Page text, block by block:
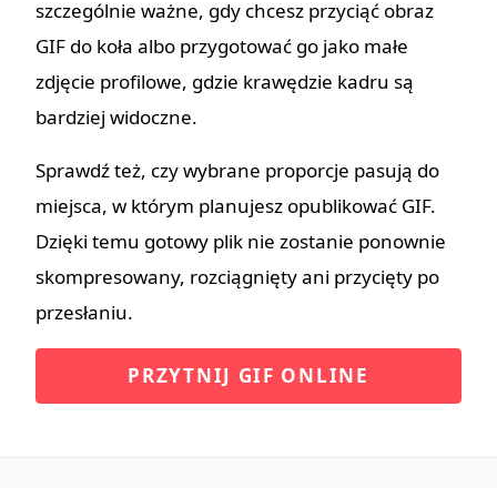
szczególnie ważne, gdy chcesz przyciąć obraz
GIF do koła albo przygotować go jako małe
zdjęcie profilowe, gdzie krawędzie kadru są
bardziej widoczne.
Sprawdź też, czy wybrane proporcje pasują do
miejsca, w którym planujesz opublikować GIF.
Dzięki temu gotowy plik nie zostanie ponownie
skompresowany, rozciągnięty ani przycięty po
przesłaniu.
PRZYTNIJ GIF ONLINE